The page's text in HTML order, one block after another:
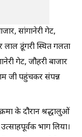
सांगानेरी गेट,
डूंगरी स्थित गलता
गेट, जौहरी बाजार
जी पहुंचकर संपन्न
के दौरान श्रद्धालुओं
भाग लिया।